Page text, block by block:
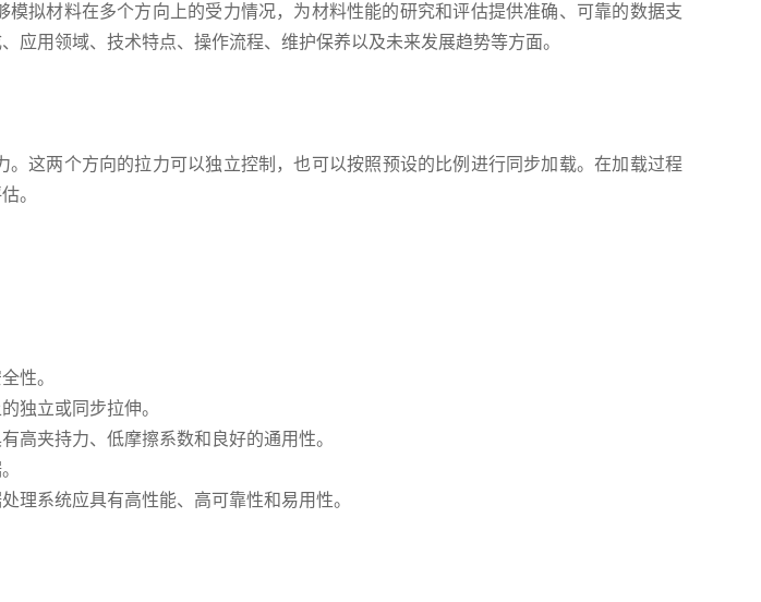
拟材料在多个方向上的受力情况，为材料性能的研究和评估提供准确、可靠的数据支
用领域、技术特点、操作流程、维护保养以及未来发展趋势等方面。
这两个方向的拉力可以独立控制，也可以按照预设的比例进行同步加载。在加载过程
。
性。
独立或同步拉伸。
高夹持力、低摩擦系数和良好的通用性。
理系统应具有高性能、高可靠性和易用性。